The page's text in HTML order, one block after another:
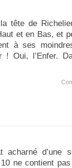
tête de
et en Bas, et
à ses
! Oui, l’Enfer.
d’une
ne contient